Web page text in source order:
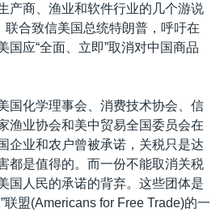
产商、渔业和软件行业的几个游说
联合致信美国总统特朗普，呼吁在
国应“全面、立即”取消对中国商品
国化学理事会、消费技术协会、信
渔业协会和美中贸易全国委员会在
企业和农户曾被承诺，关税只是达
都是值得的。而一份不能取消关税
国人民的承诺的背弃。这些团体是
联盟(Americans for Free Trade)的一